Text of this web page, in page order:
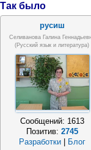
Так было
русиш
Селиванова Галина
(русский язык и литература)
Сообщений: 1613
Позитив: 2745
Разработки
Блог